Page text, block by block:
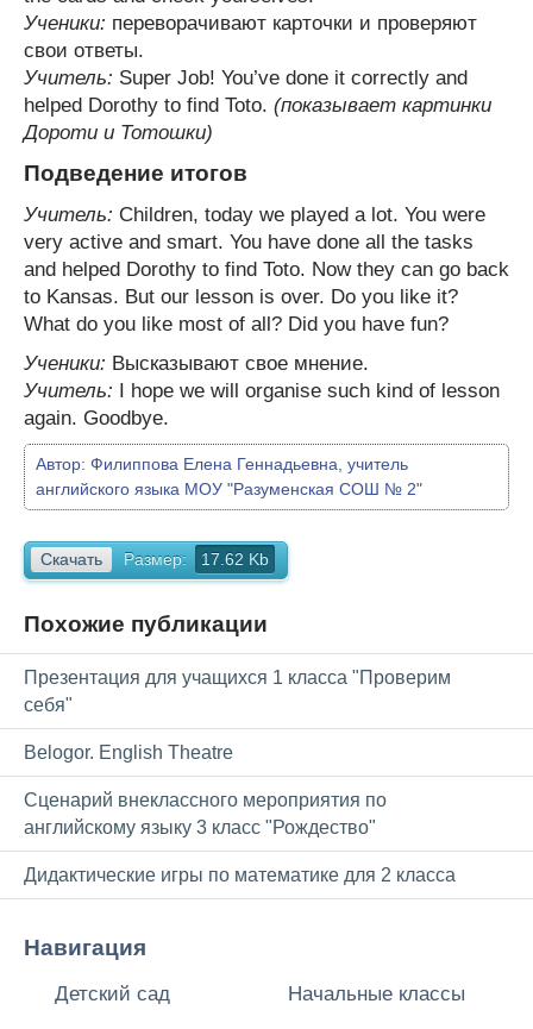
Ученики: переворачивают карточки и проверяют
свои ответы.
Учитель: Super Job! You’ve done it correctly and
helped Dorothy to find Toto. (показывает картинки
Дороти и Тотошки)
Подведение итогов
Учитель: Children, today we played a lot. You were
very active and smart. You have done all the tasks
and helped Dorothy to find Toto. Now they can go back
to Kansas. But our lesson is over. Do you like it?
What do you like most of all? Did you have fun?
Ученики: Высказывают свое мнение.
Учитель: I hope we will organise such kind of lesson
again. Goodbye.
Автор: Филиппова Елена Геннадьевна, учитель
английского языка МОУ "Разуменская СОШ № 2"
Скачать Размер: 17.62 Kb
Похожие публикации
Презентация для учащихся 1 класса "Проверим
себя"
Belogor. English Theatre
Сценарий внеклассного мероприятия по
английскому языку 3 класс "Рождество"
Дидактические игры по математике для 2 класса
Навигация
Детский сад Начальные классы